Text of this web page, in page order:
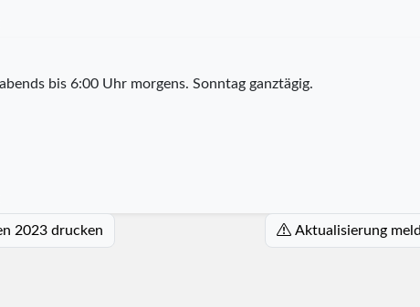
bis 6:00 Uhr morgens. Sonntag ganztägig.
2023 drucken Aktualisierung